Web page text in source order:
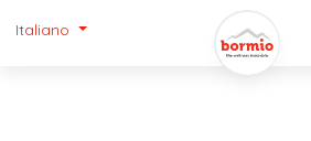
Italiano